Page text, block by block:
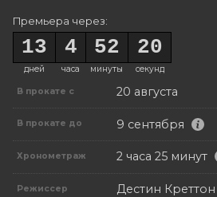
Премьера через:
13
дней
4
часа
52
минуты
18
секунд
В прокате с 20 августа
В прокате до 9 сентября
Хронометраж 2 часа 25 минут
Режиссер Дестин Креттон